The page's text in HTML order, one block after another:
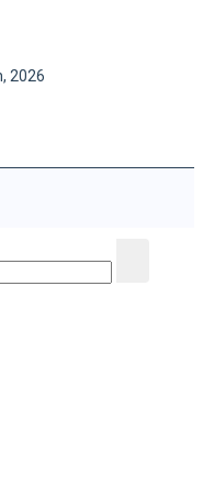
2026